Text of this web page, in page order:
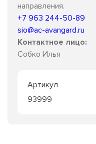
направления.
+7 963 244-50-89
sio@ac-avangard.ru
Контактное лицо:
Собко Илья
Артикул
93999